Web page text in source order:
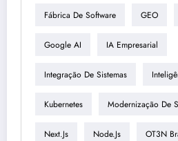
Fábrica De Software GEO
Google AI IA Empresarial
Integração De Sistemas
Kubernetes Modernização De
Next.js Node.js OT3N